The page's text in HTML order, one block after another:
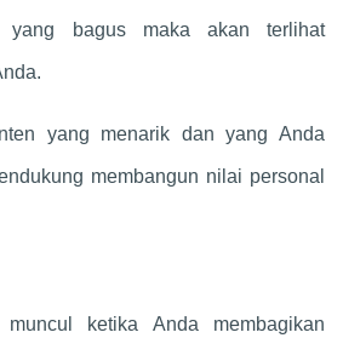
bagus maka akan terlihat
yang menarik dan yang Anda
membangun nilai personal
ketika Anda membagikan